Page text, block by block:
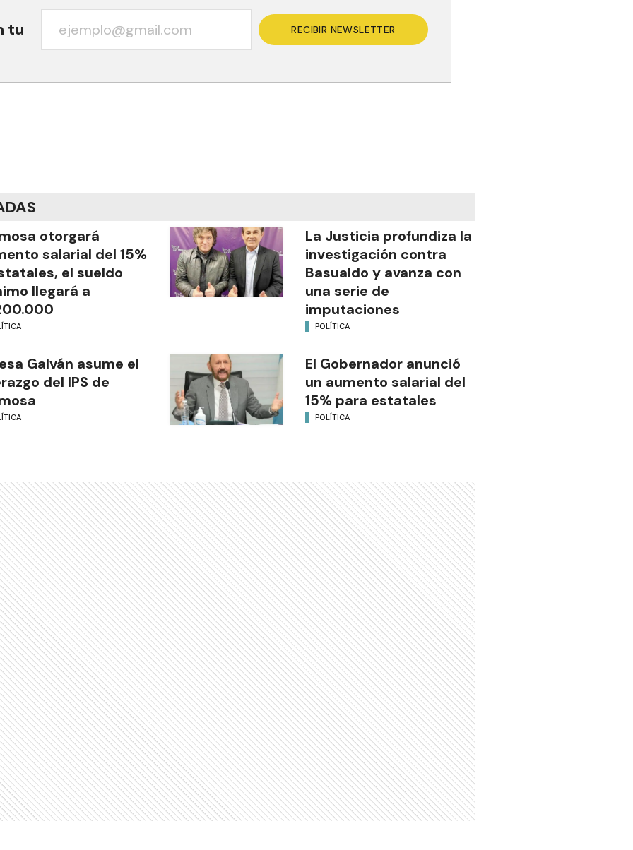
tu RECIBIR NEWSLETTER
otorgará
salarial del 15%
el sueldo
llegará a
La Justicia profundiza la
investigación contra
Basualdo y avanza con
una serie de
imputaciones
POLÍTICA
Galván asume el
del IPS de
El Gobernador anunció
un aumento salarial del
15% para estatales
POLÍTICA